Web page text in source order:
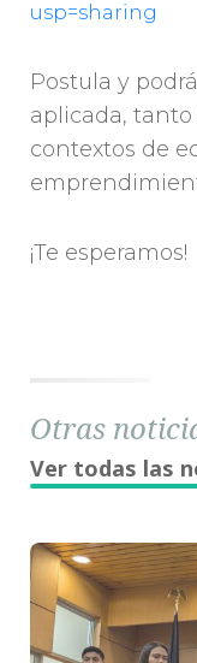
usp=sharing
Postula y
aplicada, tanto
contextos de
¡Te esperamos!
Otras
Ver todas las